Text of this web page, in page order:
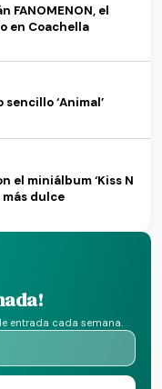
FANOMENON, el
en Coachella
sencillo ‘Animal’
el miniálbum ‘Kiss N
dulce
entrada cada semana.